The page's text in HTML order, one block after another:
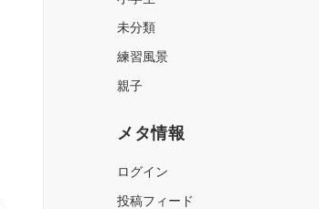
未分類
練習風景
親子
メタ情報
ログイン
投稿フィード